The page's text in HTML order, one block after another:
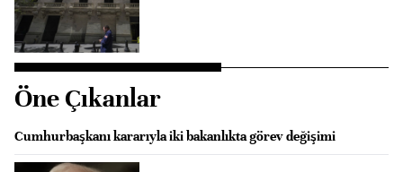
Öne Çıkanlar
Cumhurbaşkanı kararıyla iki bakanlıkta görev değişimi